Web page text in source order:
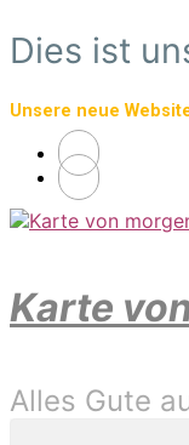
Zum
Hauptinhalt
Dies ist
Unsere neue
Karte
Alles Gute